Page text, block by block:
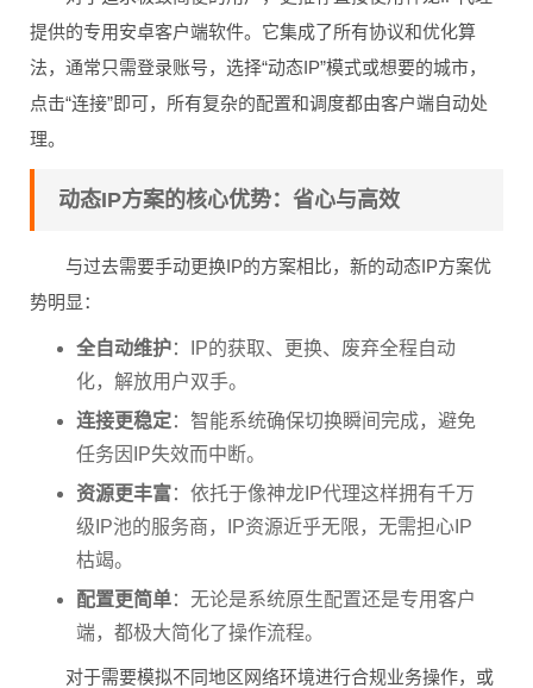
提供的专用安卓客户端软件。它集成了所有协议和优化算
法，通常只需登录账号，选择“动态IP”模式或想要的城市，
点击“连接”即可，所有复杂的配置和调度都由客户端自动处
理。
动态IP方案的核心优势：省心与高效
与过去需要手动更换IP的方案相比，新的动态IP方案优
势明显：
全自动维护：IP的获取、更换、废弃全程自动
化，解放用户双手。
连接更稳定：智能系统确保切换瞬间完成，避免
任务因IP失效而中断。
资源更丰富：依托于像神龙IP代理这样拥有千万
级IP池的服务商，IP资源近乎无限，无需担心IP
枯竭。
配置更简单：无论是系统原生配置还是专用客户
端，都极大简化了操作流程。
对于需要模拟不同地区网络环境进行合规业务操作，或